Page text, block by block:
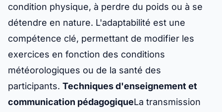
condition physique, à perdre du poids ou à se
détendre en nature. L'adaptabilité est une
compétence clé, permettant de modifier les
exercices en fonction des conditions
météorologiques ou de la santé des
participants. Techniques d'enseignement et
communication pédagogiqueLa transmission